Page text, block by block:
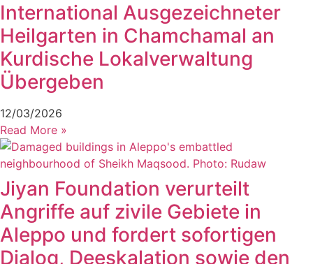
International Ausgezeichneter
Heilgarten in Chamchamal an
Kurdische Lokalverwaltung
Übergeben
12/03/2026
Read More »
Jiyan Foundation verurteilt
Angriffe auf zivile Gebiete in
Aleppo und fordert sofortigen
Dialog, Deeskalation sowie den